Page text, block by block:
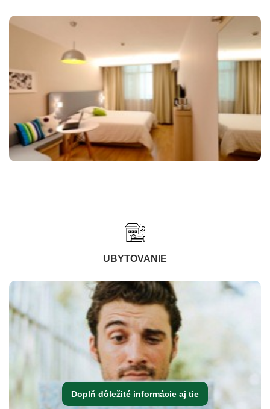
UBYTOVANIE
Doplň dôležité informácie aj tie